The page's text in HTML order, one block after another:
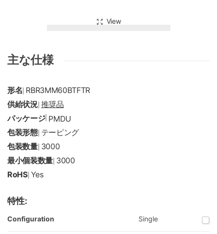
View
主な仕様
形名 RBR3MM60BTFTR
供給状況| 推奨品
パッケージ| PMDU
包装形態| テーピング
包装数量| 3000
最小個装数量 3000
RoHS| Yes
特性:
Configuration Single